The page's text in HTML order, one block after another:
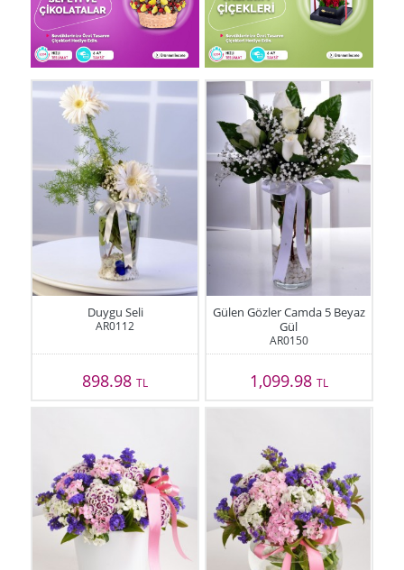
Duygu Seli
AR0112
898.98TL
Gülen Gözler Camda 5 Beyaz
Gül
AR0150
1,099.98 TL